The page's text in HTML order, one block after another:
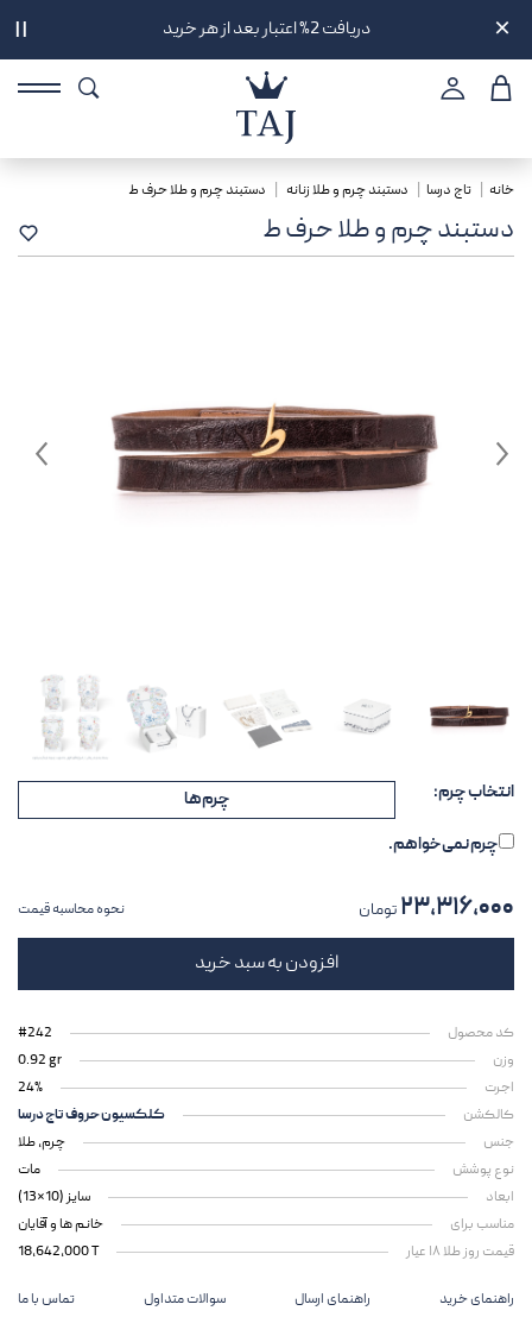
تحویل سه ساعته
خانه تاج درسا دستبند چرم و طلا زنانه دستبند چرم و طلا حرف ط
دستبند چرم و طلا حرف ط
انتخاب چرم:
چرم‌ها
چرم نمی‌خواهم.
۲۳,۳۱۶,۰۰۰ تومان نحوه محاسبه قیمت
افزودن به سبد خرید
کد محصول
#242
وزن
0.92 gr
اجرت
24%
کالکشن
کلکسیون حروف تاج درسا
جنس
چرم، طلا
نوع پوشش
مات
ابعاد
سایز (10*13)
مناسب برای
خانم ها و آقایان
قیمت روز طلا ۱۸ عیار
18,642,000 T
راهنمای خرید راهنمای ارسال سوالات متداول تماس با ما